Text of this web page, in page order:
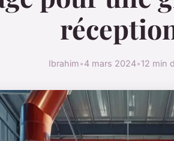
Ibrahim•4 mars 2024•12 min